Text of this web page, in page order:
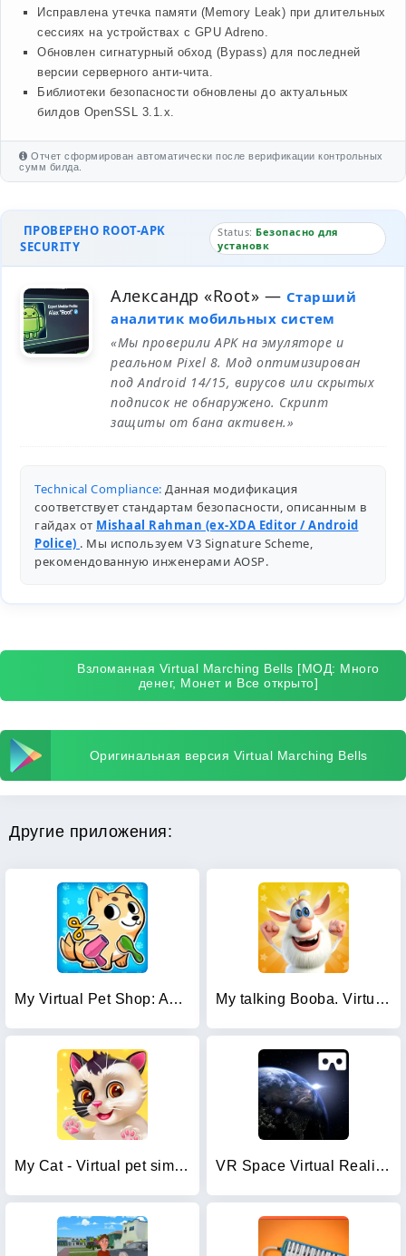
Исправлена утечка памяти (Memory Leak) при длительных
сессиях на устройствах с GPU Adreno.
Обновлен сигнатурный обход (Bypass) для последней
версии серверного анти-чита.
Библиотеки безопасности обновлены до актуальных
билдов OpenSSL 3.1.x.
Отчет сформирован автоматически после верификации контрольных
сумм билда.
ПРОВЕРЕНО ROOT-APK
SECURITY
Status: Безопасно для
установк
Александр «Root» — Старший
аналитик мобильных систем
«Мы проверили APK на эмуляторе и
реальном Pixel 8. Мод оптимизирован
под Android 14/15, вирусов или скрытых
подписок не обнаружено. Скрипт
защиты от бана активен.»
Technical Compliance: Данная модификация
соответствует стандартам безопасности, описанным в
гайдах от Mishaal Rahman (ex-XDA Editor / Android
Police) . Мы используем V3 Signature Scheme,
рекомендованную инженерами AOSP.
Взломанная Virtual Marching Bells [МОД: Много
денег, Монет и Все открыто]
Оригинальная версия Virtual Marching Bells
Другие приложения:
My Virtual Pet Shop: Animals My talking Booba. Virtual pet
My Cat - Virtual pet simulator VR Space Virtual Reality 360